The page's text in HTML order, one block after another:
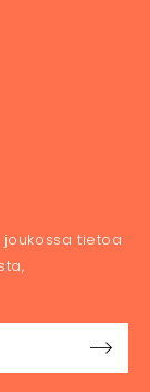
tietoa